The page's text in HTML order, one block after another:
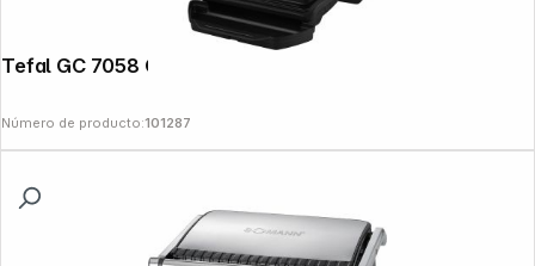
Tefal GC 7058 Optigrill negro
Número de producto:101287